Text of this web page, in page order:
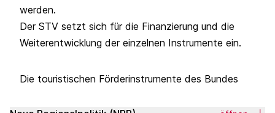
werden.
Der STV setzt sich für die Finanzierung und die
Weiterentwicklung der einzelnen Instrumente ein.
Die touristischen Förderinstrumente des Bundes